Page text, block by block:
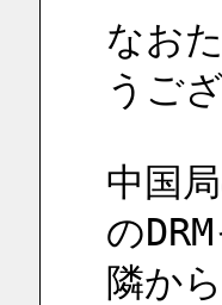
なお
うご
中国
の
隣か